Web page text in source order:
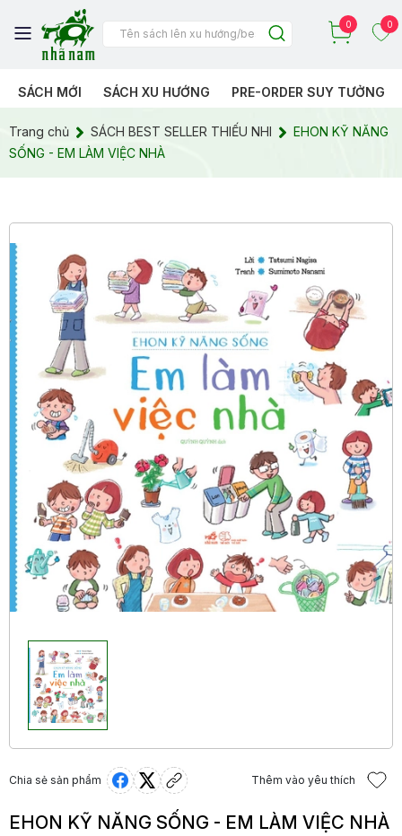
0 0
SÁCH MỚI SÁCH XU HƯỚNG PRE-ORDER SUY TƯỞNG
Trang chủ SÁCH BEST SELLER THIẾU NHI
EHON KỸ NĂNG
SỐNG - EM LÀM VIỆC NHÀ
Chia sẻ sản phẩm Thêm vào yêu thích
EHON KỸ NĂNG SỐNG - EM LÀM VIỆC NHÀ